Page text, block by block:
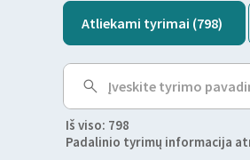
Atliekami tyrimai (798)
Iš viso: 798
Padalinio tyrimų informacija